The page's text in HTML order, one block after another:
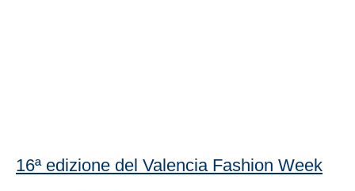
16ª edizione del Valencia Fashion Week